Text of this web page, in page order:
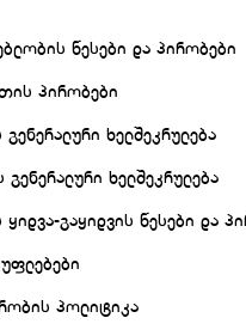
წესები და პირობები
პირობები
ხელშეკრულება
გენერალური ხელშეკრულება
გაყიდვის წესები და
პოლიტიკა